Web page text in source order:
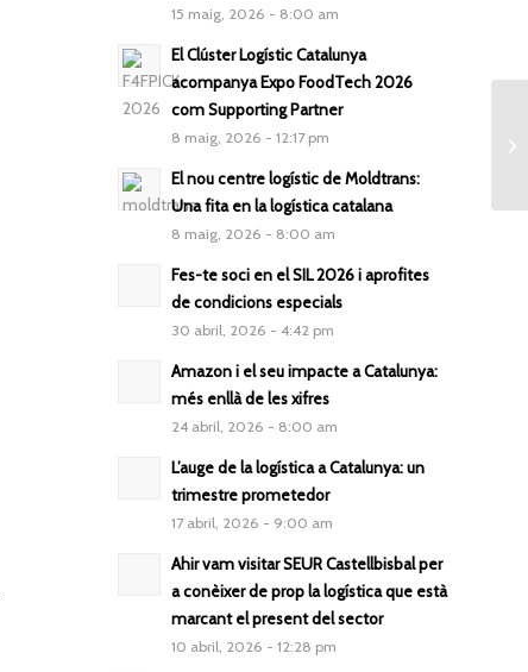
15 maig, 2026 - 8:00 am
El Clúster Logístic Catalunya
acompanya Expo FoodTech 2026
com Supporting Partner
8 maig, 2026 - 12:17 pm
El nou centre logístic de Moldtrans:
Una fita en la logística catalana
8 maig, 2026 - 8:00 am
Fes-te soci en el SIL 2026 i aprofites
de condicions especials
30 abril, 2026 - 4:42 pm
Amazon i el seu impacte a Catalunya:
més enllà de les xifres
24 abril, 2026 - 8:00 am
L’auge de la logística a Catalunya: un
trimestre prometedor
17 abril, 2026 - 9:00 am
Ahir vam visitar SEUR Castellbisbal per
a conèixer de prop la logística que està
marcant el present del sector
10 abril, 2026 - 12:28 pm